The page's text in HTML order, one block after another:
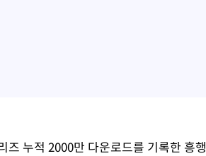
즈 누적 2000만 다운로드를 기록한 흥행